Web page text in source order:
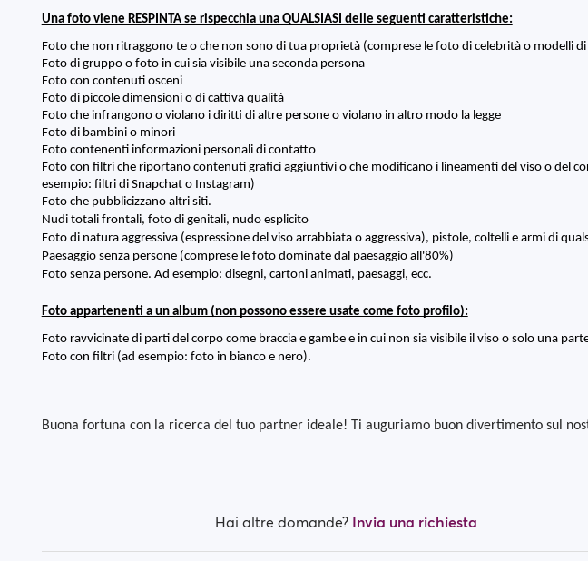
Una foto viene RESPINTA se rispecchia una QUALSIASI delle seguenti caratteristiche:
Foto che non ritraggono te o che non sono di tua proprietà (comprese le foto di celebrità o modelli
Foto di gruppo o foto in cui sia visibile una seconda persona
Foto con contenuti osceni
Foto di piccole dimensioni o di cattiva qualità
Foto che infrangono o violano i diritti di altre persone o violano in altro modo la legge
Foto di bambini o minori
Foto contenenti informazioni personali di contatto
Foto con filtri che riportano contenuti grafici aggiuntivi o che modificano i lineamenti del viso o del
esempio: filtri di Snapchat o Instagram)
Foto che pubblicizzano altri siti.
Nudi totali frontali, foto di genitali, nudo esplicito
Foto di natura aggressiva (espressione del viso arrabbiata o aggressiva), pistole, coltelli e armi di
Paesaggio senza persone (comprese le foto dominate dal paesaggio all'80%)
Foto senza persone. Ad esempio: disegni, cartoni animati, paesaggi, ecc.
Foto appartenenti a un album (non possono essere usate come foto profilo):
Foto ravvicinate di parti del corpo come braccia e gambe e in cui non sia visibile il viso o solo una
Foto con filtri (ad esempio: foto in bianco e nero).
Buona fortuna con la ricerca del tuo partner ideale! Ti auguriamo buon divertimento sul
Hai altre domande? Invia una richiesta